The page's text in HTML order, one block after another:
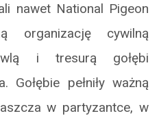
nawet National Pigeon
organizację cywilną
i tresurą gołębi
pełniły ważną
w partyzantce, w